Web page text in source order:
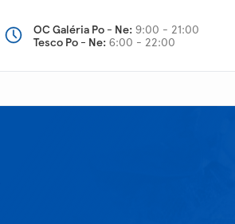
OC Galéria Po - Ne: 9:00 - 21:00
Tesco Po - Ne: 6:00 - 22:00